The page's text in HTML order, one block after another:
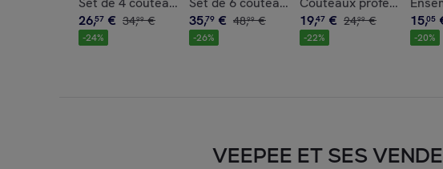
26,57 € 34,99 €
-24%
35,79 € 48,99 €
-26%
19,47 € 24,99 €
-22%
15,05
-20%
VEEPEE ET SES